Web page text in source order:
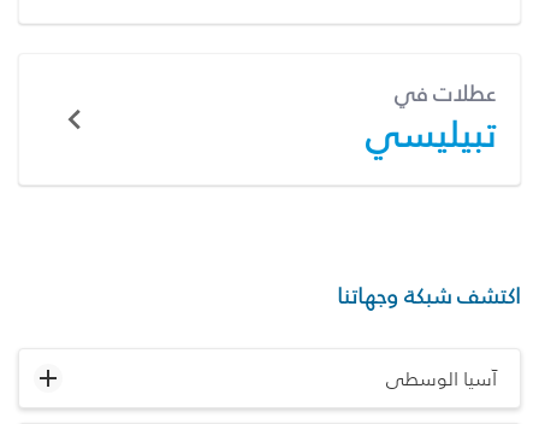
عطلات في
تبيليسي
اكتشف شبكة وجهاتنا
آسيا الوسطى